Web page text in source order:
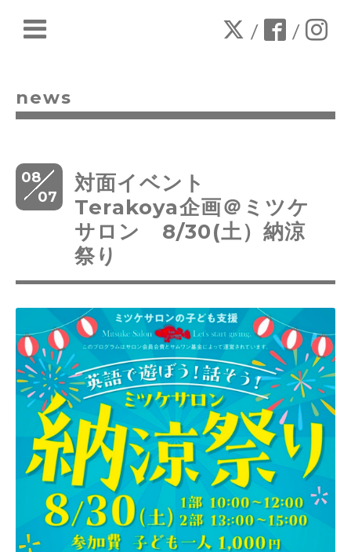
/ /
news
08
07
対面イベント
Terakoya企画＠ミツケ
サロン 8/30(土）納涼
祭り